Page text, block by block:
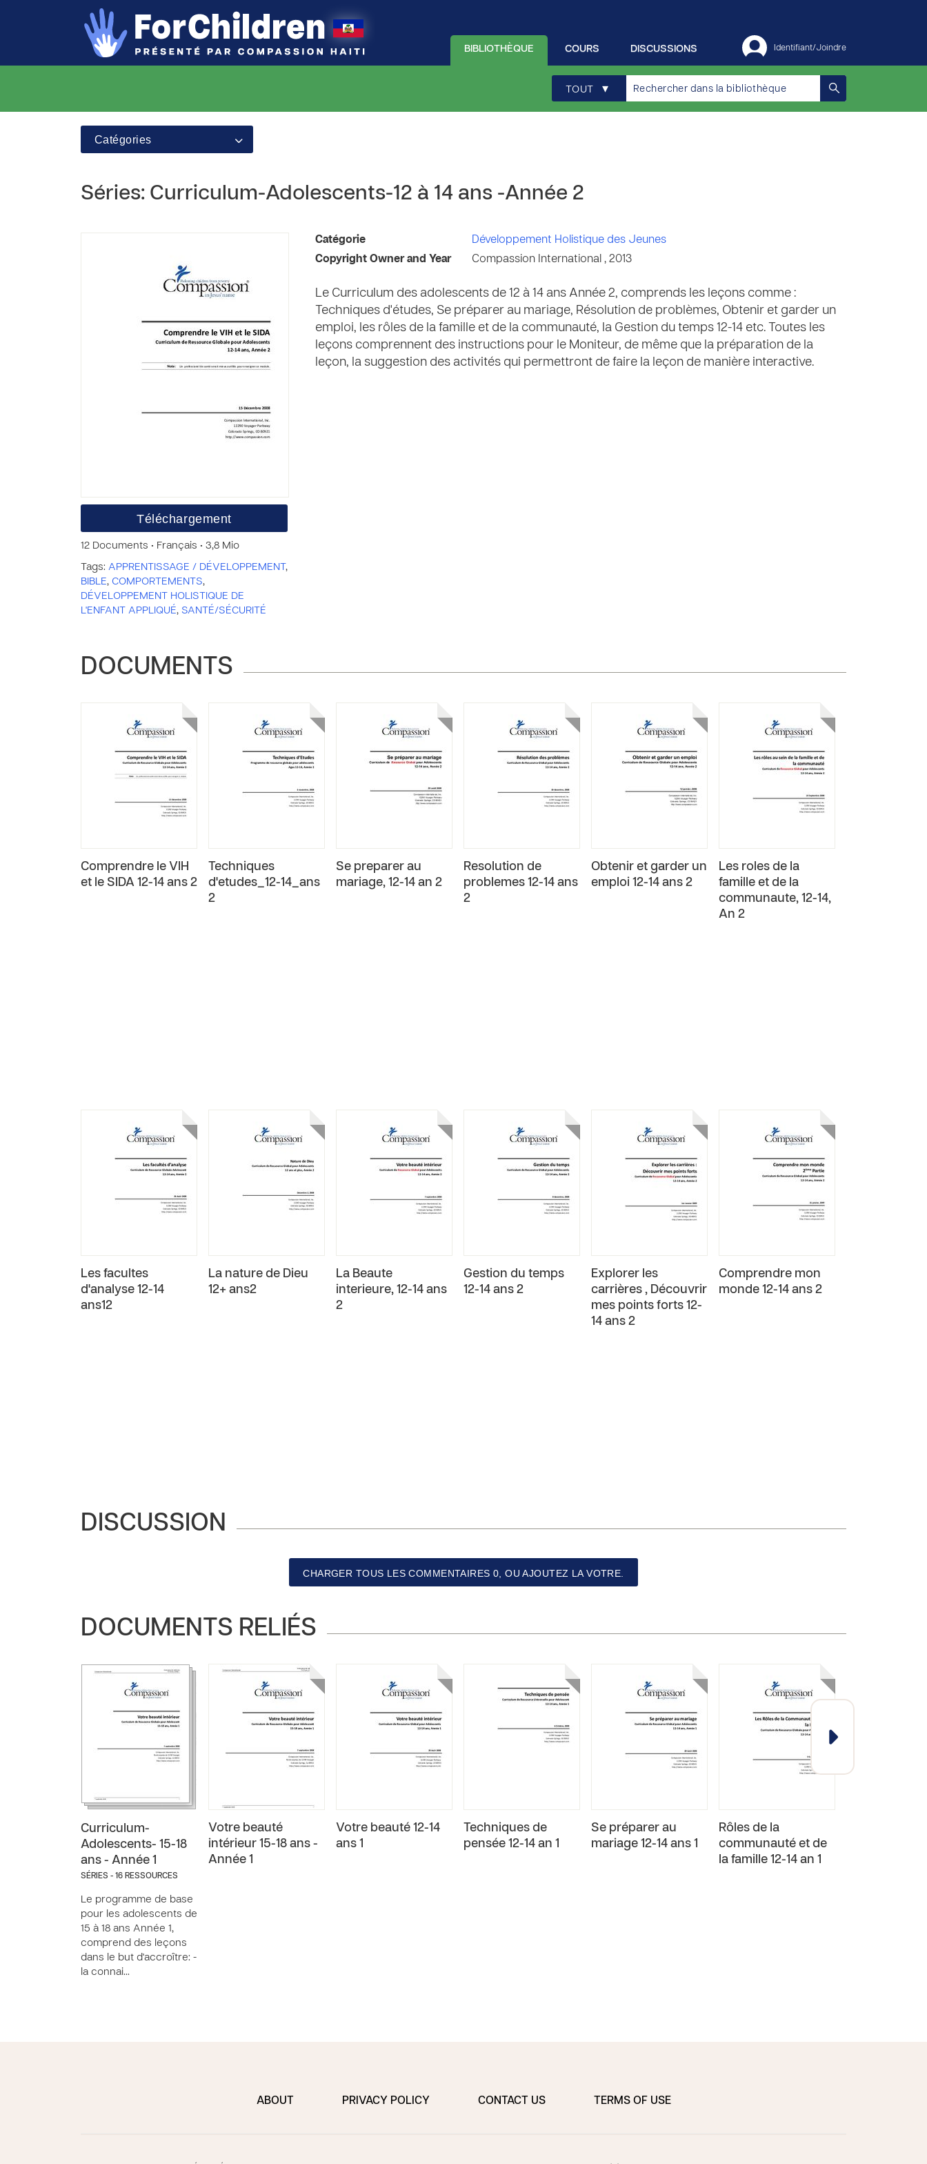
Identifiant/Joindre
DISCUSSIONS
COURS
BIBLIOTHÈQUE
TOUT ▾
Catégories
Séries: Curriculum-Adolescents-12 à 14 ans -Année 2
Téléchargement
12 Documents • Français • 3,8 Mio
Tags: APPRENTISSAGE / DÉVELOPPEMENT ,
BIBLE, COMPORTEMENTS,
DÉVELOPPEMENT HOLISTIQUE DE
L'ENFANT APPLIQUÉ, SANTÉ/SÉCURITÉ
Catégorie
Développement Holistique des Jeunes
Copyright Owner and Year
Compassion International , 2013
Le Curriculum des adolescents de 12 à 14 ans Année 2, comprends les leçons comme :
Techniques d'études, Se préparer au mariage, Résolution de problèmes, Obtenir et garder un
emploi, les rôles de la famille et de la communauté, la Gestion du temps 12-14 etc. Toutes les
leçons comprennent des instructions pour le Moniteur, de même que la préparation de la
leçon, la suggestion des activités qui permettront de faire la leçon de manière interactive.
DOCUMENTS
Comprendre le VIH
et le SIDA 12-14 ans 2
Techniques
d'etudes_12-14_ans
2
Se preparer au
mariage, 12-14 an 2
Resolution de
problemes 12-14 ans
2
Obtenir et garder un
emploi 12-14 ans 2
Les roles de la
famille et de la
communaute, 12-14,
An 2
Les facultes
d'analyse 12-14
ans12
La nature de Dieu
12+ ans2
La Beaute
interieure, 12-14 ans
2
Gestion du temps
12-14 ans 2
Explorer les
carrières , Découvrir
mes points forts 12-
14 ans 2
Comprendre mon
monde 12-14 ans 2
DISCUSSION
CHARGER TOUS LES COMMENTAIRES 0, OU AJOUTEZ LA VOTRE.
DOCUMENTS RELIÉS
Curriculum-
Adolescents- 15-18
ans - Année 1
SÉRIES - 16 RESSOURCES
Le programme de base
pour les adolescents de
15 à 18 ans Année 1,
comprend des leçons
dans le but d'accroître: -
la connai…
Votre beauté
intérieur 15-18 ans -
Année 1
Votre beauté 12-14
ans 1
Techniques de
pensée 12-14 an 1
Se préparer au
mariage 12-14 ans 1
Rôles de la
communauté et de
la famille 12-14 an 1
ABOUT PRIVACY POLICY CONTACT US TERMS OF USE